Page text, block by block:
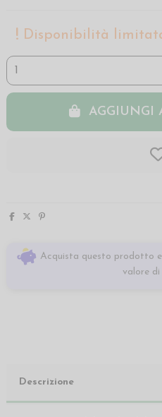
Disponibilità
AGGIUNGI
Acquista questo prodotto
valore di
Descrizione